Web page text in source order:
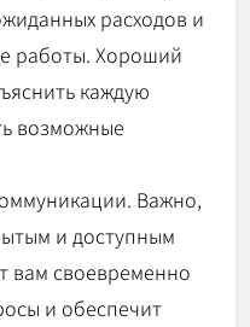
расходов и
работы. Хороший
каждую
возможные
Важно,
и доступным
вам своевременно
и обеспечит